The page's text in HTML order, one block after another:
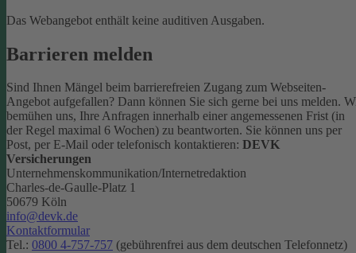
Das Webangebot enthält keine auditiven Ausgaben.
Barrieren melden
Sind Ihnen Mängel beim barrierefreien Zugang zum Webseiten-
Angebot aufgefallen? Dann können Sie sich gerne bei uns melden.
bemühen uns, Ihre Anfragen innerhalb einer angemessenen Frist (in
der Regel maximal 6 Wochen) zu beantworten. Sie können uns per
Post, per E-Mail oder telefonisch kontaktieren: DEVK
Versicherungen
Unternehmenskommunikation/Internetredaktion
Charles-de-Gaulle-Platz 1
50679 Köln
info@devk.de
Kontaktformular
Tel.: 0800 4-757-757 (gebührenfrei aus dem deutschen Telefonnetz)